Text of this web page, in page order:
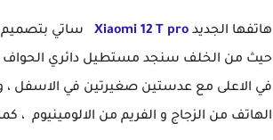
هاتفها الجديد Xiaomi 12 T pro ساتي بتصميم
حيث من الخلف سنجد مستطيل دائري الحواف
في الاعلى مع عدستين صغيرتين في الاسفل ، و
الهاتف من الزجاج و الفريم من الالومينيوم ،